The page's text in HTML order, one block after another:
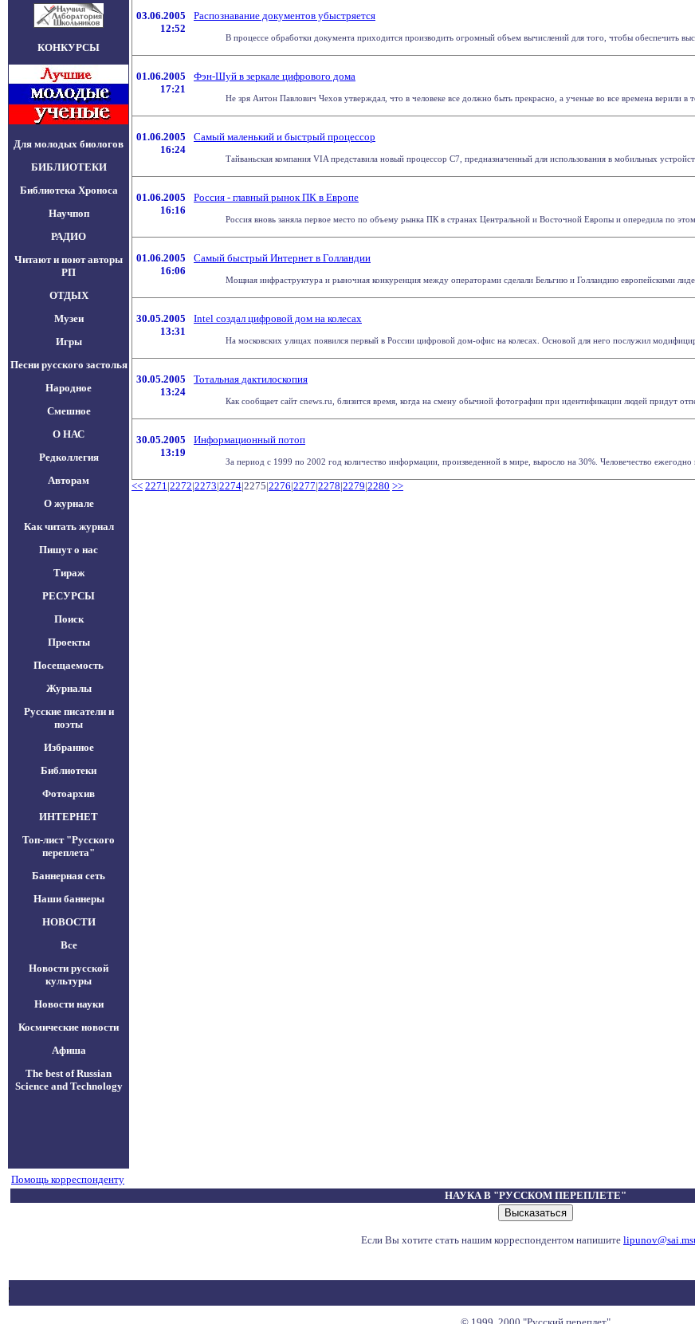
КОНКУРСЫ
Для молодых биологов
БИБЛИОТЕКИ
Библиотека Хроноса
Научпоп
РАДИО
Читают и поют авторы
РП
ОТДЫХ
Музеи
Игры
Песни русского застолья
Народное
Смешное
О НАС
Редколлегия
Авторам
О журнале
Как читать журнал
Пишут о нас
Тираж
РЕСУРСЫ
Поиск
Проекты
Посещаемость
Журналы
Русские писатели и
поэты
Избранное
Библиотеки
Фотоархив
ИНТЕРНЕТ
Топ-лист "Русского
переплета"
Баннерная сеть
Наши баннеры
НОВОСТИ
Все
Новости русской
культуры
Новости науки
Космические новости
Афиша
The best of Russian
Science and Technology
03.06.2005
12:52
Распознавание документов убыстряется
В процессе обработки документа приходится производить огромный объем вычислений для того, чтобы обеспечить
01.06.2005
17:21
Фэн-Шуй в зеркале цифрового дома
Не зря Антон Павлович Чехов утверждал, что в человеке все должно быть прекрасно, а ученые во все времена верили в
01.06.2005
16:24
Самый маленький и быстрый процессор
Тайваньская компания VIA представила новый процессор С7, предназначенный для использования в мобильных
01.06.2005
16:16
Россия - главный рынок ПК в Европе
Россия вновь заняла первое место по объему рынка ПК в странах Центральной и Восточной Европы и опередила по
01.06.2005
16:06
Самый быстрый Интернет в Голландии
Мощная инфраструктура и рыночная конкуренция между операторами сделали Бельгию и Голландию европейскими
30.05.2005
13:31
Intel создал цифровой дом на колесах
На московских улицах появился первый в России цифровой дом-офис на колесах. Основой для него послужил
30.05.2005
13:24
Тотальная дактилоскопия
Как сообщает сайт cnews.ru, близится время, когда на смену обычной фотографии при идентификации людей придут
30.05.2005
13:19
Информационный потоп
За период с 1999 по 2002 год количество информации, произведенной в мире, выросло на 30%. Человечество
<< 2271|2272|2273|2274|2275|2276|2277|2278|2279|2280 >>
Помощь корреспонденту
НАУКА В "РУССКОМ ПЕРЕПЛЕТЕ"
Если Вы хотите стать нашим корреспондентом напишите